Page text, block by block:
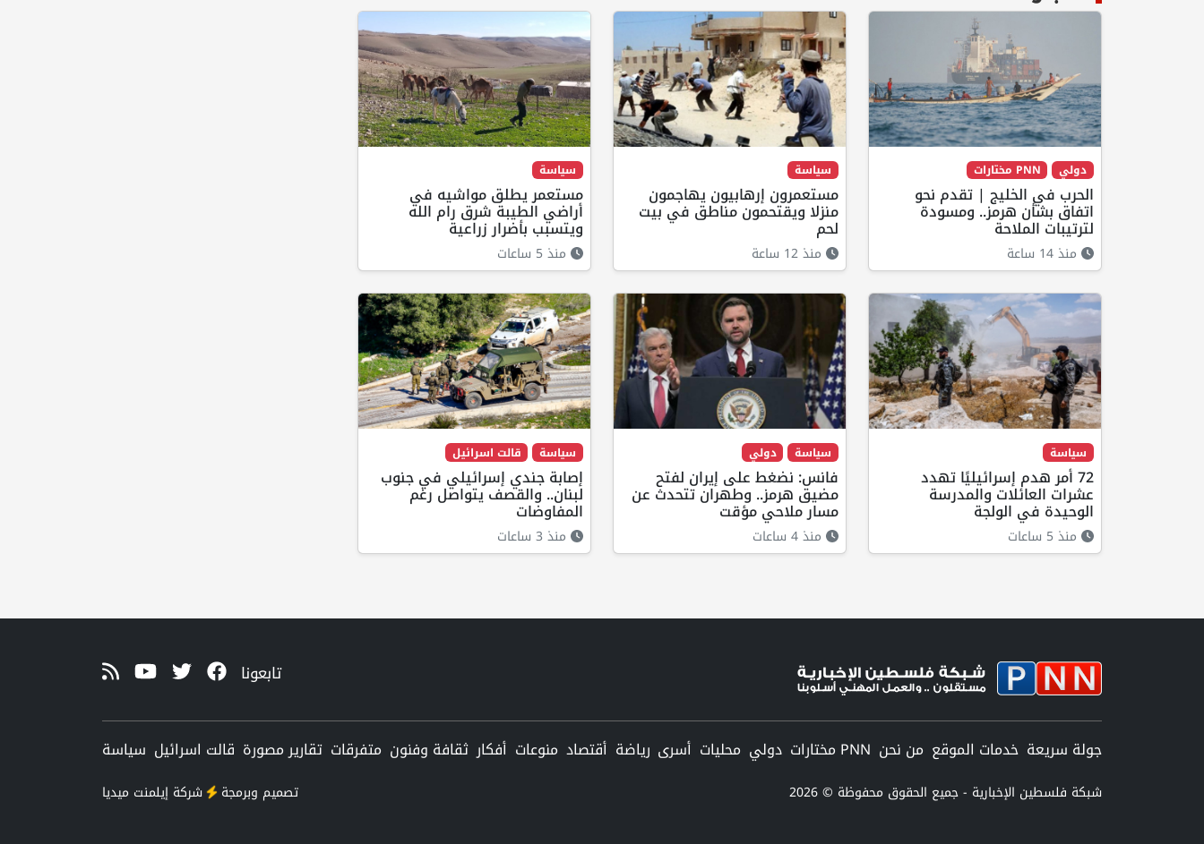
دولي PNN مختارات
الحرب في الخليج | تقدم نحو
اتفاق بشأن هرمز.. ومسودة
لترتيبات الملاحة
منذ 14 ساعة
سياسة
مستعمرون إرهابيون يهاجمون
منزلا ويقتحمون مناطق في بيت
لحم
منذ 12 ساعة
سياسة
مستعمر يطلق مواشيه في
أراضي الطيبة شرق رام الله
ويتسبب بأضرار زراعية
منذ 5 ساعات
سياسة
72 أمر هدم إسرائيليًا تهدد
عشرات العائلات والمدرسة
الوحيدة في الولجة
منذ 5 ساعات
سياسة دولي
فانس: نضغط على إيران لفتح
مضيق هرمز.. وطهران تتحدث عن
مسار ملاحي مؤقت
منذ 4 ساعات
سياسة قالت اسرائيل
إصابة جندي إسرائيلي في جنوب
لبنان.. والقصف يتواصل رغم
المفاوضات
منذ 3 ساعات
تابعونا
جولة سريعة خدمات الموقع من نحن PNN مختارات دولي محليات أسرى رياضة أقتصاد منوعات أفكار ثقافة وفنون متفرقات تقارير مصورة قالت اسرائيل سياسة
شبكة فلسطين الإخبارية - جميع الحقوق محفوظة © 2026 تصميم وبرمجة شركة إيلمنت ميديا